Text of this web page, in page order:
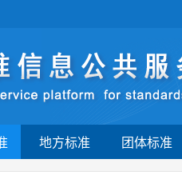
地方标准 团体标准